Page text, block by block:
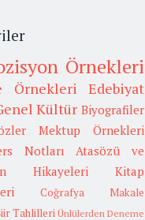
Örnekleri
Örnekleri
Edebiyat
Kültür Biyografiler
Mektup Örnekleri
Notları
Atasözü ve
Hikayeleri
Kitap
Coğrafya
Makale
TahlilleriÜnlülerden Deneme